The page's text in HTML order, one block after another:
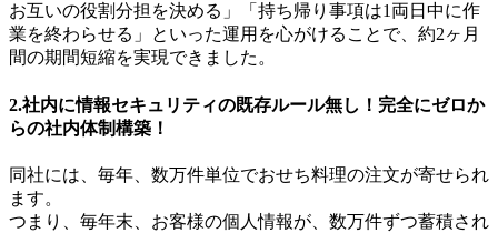
お互いの役割分担を決める」「持ち帰り事項は1両日中に作
業を終わらせる」といった運用を心がけることで、約2ヶ月
間の期間短縮を実現できました。
2.社内に情報セキュリティの既存ルール無し！完全にゼロか
らの社内体制構築！
同社には、毎年、数万件単位でおせち料理の注文が寄せられ
ます。
つまり、毎年末、お客様の個人情報が、数万件ずつ蓄積され